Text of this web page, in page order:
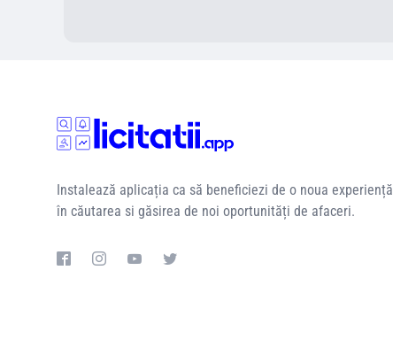
Instalează aplicația ca să beneficiezi de o noua experiență
în căutarea si găsirea de noi oportunități de afaceri.